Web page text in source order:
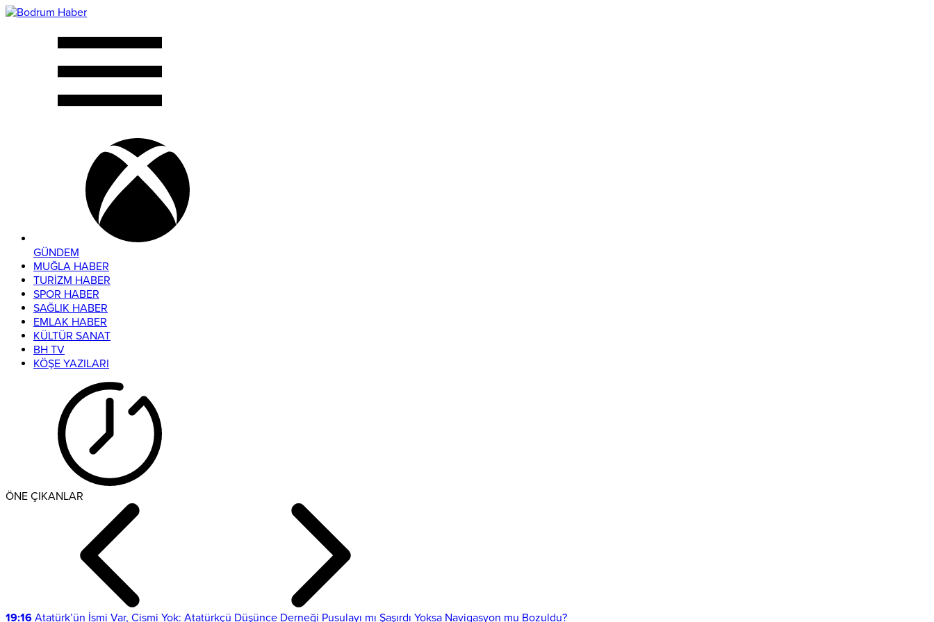
GÜNDEM
MUĞLA HABER
TURİZM HABER
SPOR HABER
SAĞLIK HABER
EMLAK HABER
KÜLTÜR SANAT
BH TV
KÖŞE YAZILARI
ÖNE ÇIKANLAR
19:16 Atatürk’ün İsmi Var, Cismi Yok: Atatürkçü Düşünce Derneği Pusulayı mı Şaşırdı Yoksa Navigasyon mu Bozuldu?